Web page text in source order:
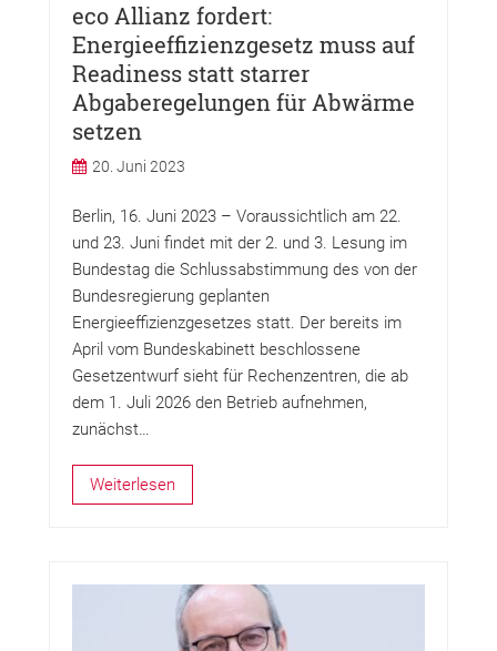
eco Allianz fordert:
Energieeffizienzgesetz muss auf
Readiness statt starrer
Abgaberegelungen für Abwärme
setzen
20. Juni 2023
Berlin, 16. Juni 2023 – Voraussichtlich am 22.
und 23. Juni findet mit der 2. und 3. Lesung im
Bundestag die Schlussabstimmung des von der
Bundesregierung geplanten
Energieeffizienzgesetzes statt. Der bereits im
April vom Bundeskabinett beschlossene
Gesetzentwurf sieht für Rechenzentren, die ab
dem 1. Juli 2026 den Betrieb aufnehmen,
zunächst…
Weiterlesen